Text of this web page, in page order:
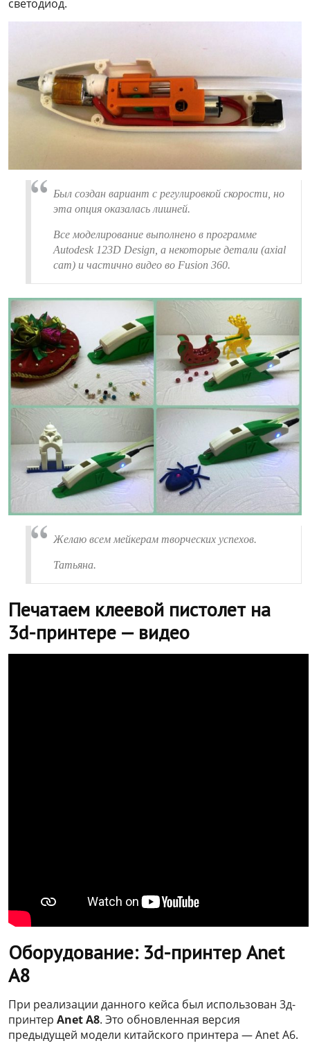
светодиод.
Был создан вариант с регулировкой скорости, но
эта опция оказалась лишней.
Все моделирование выполнено в программе
Autodesk 123D Design, а некоторые детали (axial
cam) и частично видео во Fusion 360.
Желаю всем мейкерам творческих успехов.
Татьяна.
Печатаем клеевой пистолет на
3d-принтере — видео
Оборудование: 3d-принтер Anet
A8
При реализации данного кейса был использован 3д-
принтер Anet A8. Это обновленная версия
предыдущей модели китайского принтера — Anet A6.